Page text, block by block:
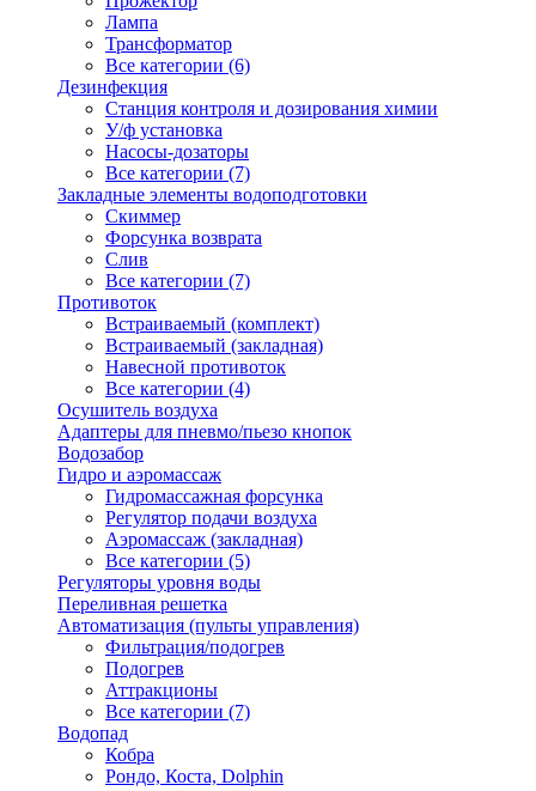
Лампа
Трансформатор
Все категории (6)
Дезинфекция
Станция контроля и дозирования химии
У/ф установка
Насосы-дозаторы
Все категории (7)
Закладные элементы водоподготовки
Скиммер
Форсунка возврата
Слив
Все категории (7)
Противоток
Встраиваемый (комплект)
Встраиваемый (закладная)
Навесной противоток
Все категории (4)
Осушитель воздуха
Адаптеры для пневмо/пьезо кнопок
Водозабор
Гидро и аэромассаж
Гидромассажная форсунка
Регулятор подачи воздуха
Аэромассаж (закладная)
Все категории (5)
Регуляторы уровня воды
Переливная решетка
Автоматизация (пульты управления)
Фильтрация/подогрев
Подогрев
Аттракционы
Все категории (7)
Водопад
Кобра
Рондо, Коста, Dolphin